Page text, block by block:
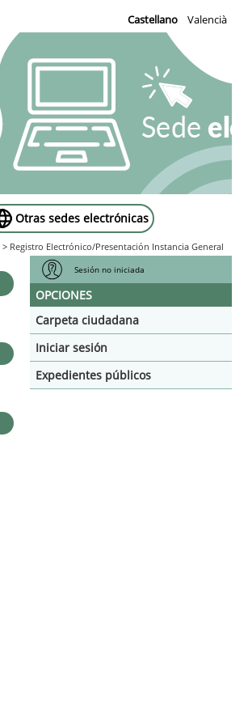
Castellano Valencià
Otras sedes electrónicas
> Registro Electrónico/Presentación Instancia General
Sesión no iniciada
OPCIONES
Carpeta ciudadana
Iniciar sesión
Expedientes públicos